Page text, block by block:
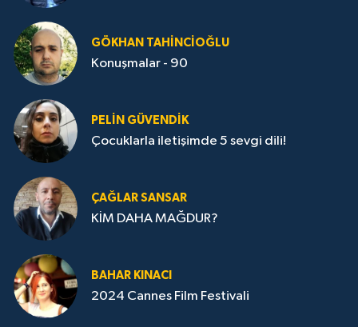
GÖKHAN TAHINCIOĞLU
Konuşmalar - 90
PELIN GÜVENDIK
Çocuklarla iletişimde 5 sevgi dili!
ÇAĞLAR SANSAR
KİM DAHA MAĞDUR?
BAHAR KINACI
2024 Cannes Film Festivali